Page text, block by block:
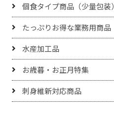
個食タイプ商品（少量包装）
たっぷりお得な業務用商品
水産加工品
お歳暮・お正月特集
刺身維新対応商品